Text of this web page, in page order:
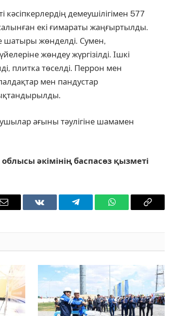
демеушілігімен 577
екі ғимараты жаңғыртылды.
шатыры жөнделді. Сумен,
жөндеу жүргізілді. Ішкі
плитка төселді. Перрон мен
мен пандустар
ағыны тәулігіне шамамен
әкімінің баспасөз қызметі
Email VKontakteTelegram WhatsAppCopy